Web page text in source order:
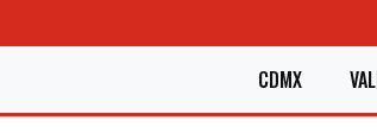
CDMX